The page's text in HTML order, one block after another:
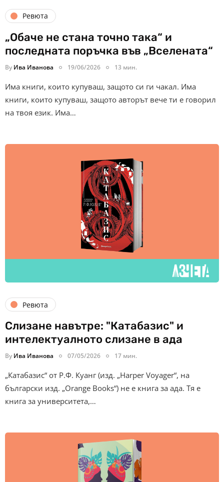
Ревюта
„Обаче не стана точно така“ и
последната поръчка във „Вселената“
By Ива Иванова 19/06/2026 13 мин.
Има книги, които купуваш, защото си ги чакал. Има
книги, които купуваш, защото авторът вече ти е говорил
на твоя език. Има…
Ревюта
Слизане навътре: "Катабазис" и
интелектуалното слизане в ада
By Ива Иванова 07/05/2026 17 мин.
„Катабазис“ от Р.Ф. Куанг (изд. „Harper Voyager“, на
български изд. „Orange Books“) не е книга за ада. Тя е
книга за университета,…